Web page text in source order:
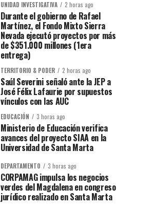
UNIDAD INVESTIGATIVA 2 horas ago
Durante el gobierno de Rafael
Martínez, el Fondo Mixto Sierra
Nevada ejecutó proyectos por más
de $351.000 millones (1era
entrega)
TERRITORIO & PODER 2 horas ago
Saúl Severini señaló ante la JEP a
José Félix Lafaurie por supuestos
vínculos con las AUC
EDUCACIÓN 3 horas ago
Ministerio de Educación verifica
avances del proyecto SIAA en la
Universidad de Santa Marta
DEPARTAMENTO 3 horas ago
CORPAMAG impulsa los negocios
verdes del Magdalena en congreso
jurídico realizado en Santa Marta